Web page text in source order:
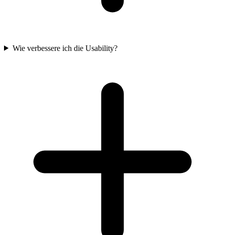
Wie verbessere ich die Usability?